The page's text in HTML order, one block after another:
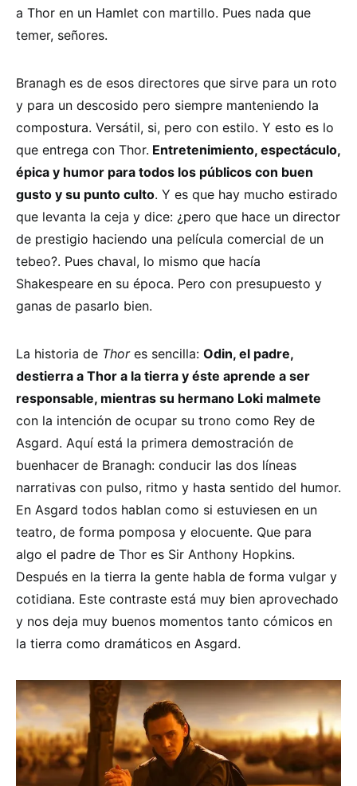
a Thor en un Hamlet con martillo. Pues nada que
temer, señores.
Branagh es de esos directores que sirve para un roto
y para un descosido pero siempre manteniendo la
compostura. Versátil, si, pero con estilo. Y esto es lo
que entrega con Thor. Entretenimiento, espectáculo,
épica y humor para todos los públicos con buen
gusto y su punto culto. Y es que hay mucho estirado
que levanta la ceja y dice: ¿pero que hace un director
de prestigio haciendo una película comercial de un
tebeo?. Pues chaval, lo mismo que hacía
Shakespeare en su época. Pero con presupuesto y
ganas de pasarlo bien.
La historia de Thores sencilla: Odin, el padre,
destierra a Thor a la tierra y éste aprende a ser
responsable, mientras su hermano Loki malmete
con la intención de ocupar su trono como Rey de
Asgard. Aquí está la primera demostración de
buenhacer de Branagh: conducir las dos líneas
narrativas con pulso, ritmo y hasta sentido del humor.
En Asgard todos hablan como si estuviesen en un
teatro, de forma pomposa y elocuente. Que para
algo el padre de Thor es Sir Anthony Hopkins.
Después en la tierra la gente habla de forma vulgar y
cotidiana. Este contraste está muy bien aprovechado
y nos deja muy buenos momentos tanto cómicos en
la tierra como dramáticos en Asgard.